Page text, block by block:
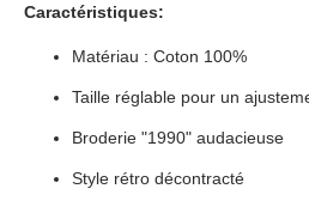
Caractéristiques:
Matériau : Coton 100%
Taille réglable pour un
Broderie "1990" audacieuse
Style rétro décontracté